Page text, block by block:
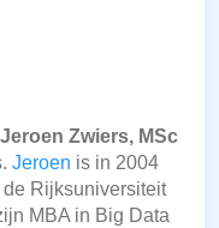
Jeroen Zwiers, MSc
Jeroen is in 2004
Rijksuniversiteit
MBA in Big Data